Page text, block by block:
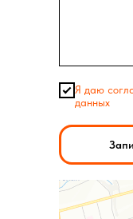
Я даю
данных